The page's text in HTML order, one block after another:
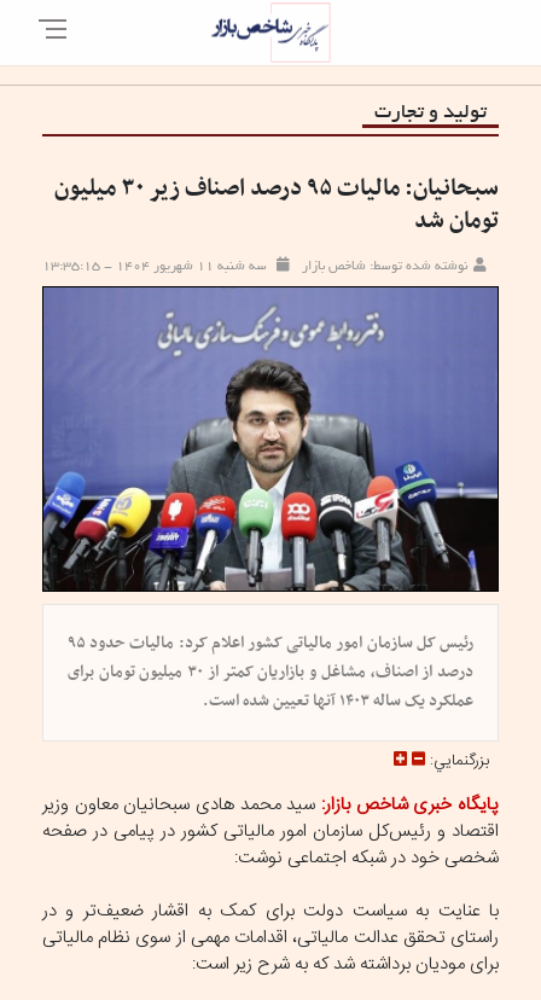
تولید و تجارت
سبحانیان: مالیات ۹۵ درصد اصناف زیر ۳۰ میلیون
تومان شد
نوشته شده توسط: شاخص بازار سه شنبه ۱۱ شهریور ۱۴۰۴ - ۱۳:۳۵:۱۵
رئیس کل سازمان امور مالیاتی کشور اعلام کرد: مالیات حدود ۹۵
درصد از اصناف، مشاغل و بازاریان کمتر از ۳۰ میلیون تومان برای
عملکرد یک ساله ۱۴۰۳ آنها تعیین شده است.
بزرگنمايي:
پایگاه خبری شاخص بازار: سید محمد هادی سبحانیان معاون وزیر
اقتصاد و رئیس‌کل سازمان امور مالیاتی کشور در پیامی در صفحه
شخصی خود در شبکه اجتماعی نوشت:
با عنایت به سیاست دولت برای کمک به اقشار ضعیف‌تر و در
راستای تحقق عدالت مالیاتی، اقدامات مهمی از سوی نظام مالیاتی
برای مودیان برداشته شد که به شرح زیر است: